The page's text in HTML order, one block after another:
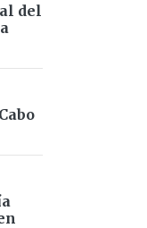
del